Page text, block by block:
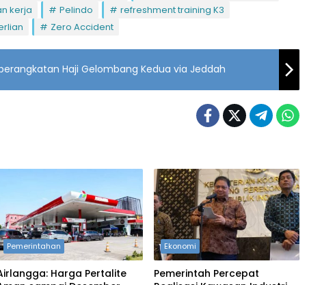
kerja Pelindo
refreshment training K3
Zero Accident
Haji Gelombang Kedua via Jeddah
Pemerintahan
Harga Pertalite
Ekonomi
Pemerintah Percepat